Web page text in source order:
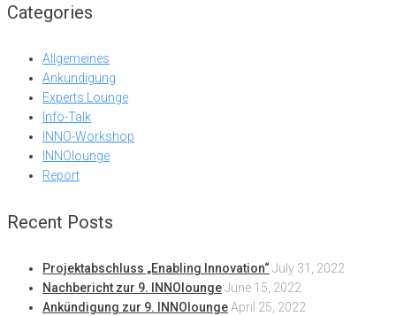
Categories
Allgemeines
Ankündigung
Experts Lounge
Info-Talk
INNO-Workshop
INNOlounge
Report
Recent Posts
Projektabschluss „Enabling Innovation“ July 31, 2022
Nachbericht zur 9. INNOloungeJune 15, 2022
Ankündigung zur 9. INNOloungeApril 25, 2022